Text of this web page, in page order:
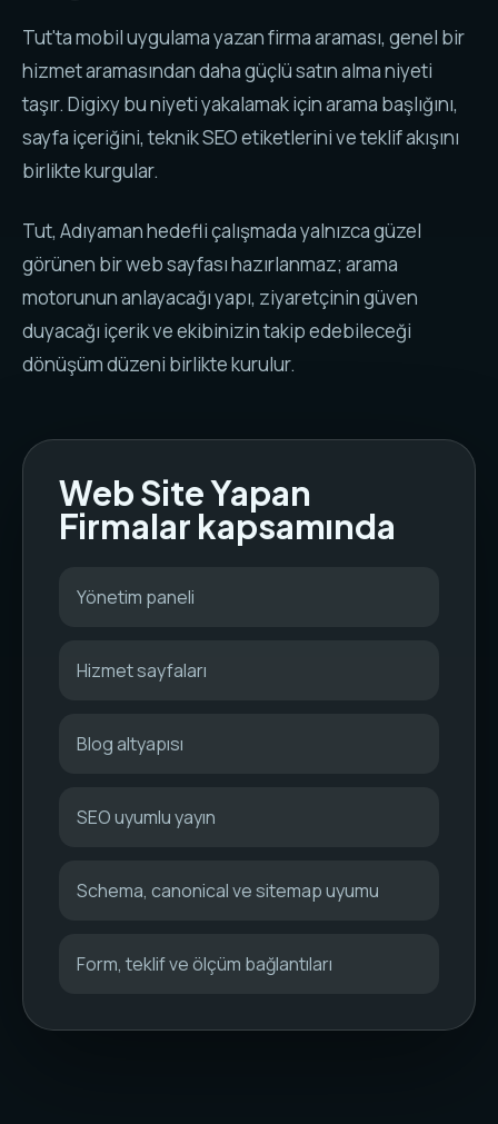
Tut'ta mobil uygulama yazan firma araması, genel bir
hizmet aramasından daha güçlü satın alma niyeti
taşır. Digixy bu niyeti yakalamak için arama başlığını,
sayfa içeriğini, teknik SEO etiketlerini ve teklif akışını
birlikte kurgular.
Tut, Adıyaman hedefli çalışmada yalnızca güzel
görünen bir web sayfası hazırlanmaz; arama
motorunun anlayacağı yapı, ziyaretçinin güven
duyacağı içerik ve ekibinizin takip edebileceği
dönüşüm düzeni birlikte kurulur.
Web Site Yapan
Firmalar kapsamında
Yönetim paneli
Hizmet sayfaları
Blog altyapısı
SEO uyumlu yayın
Schema, canonical ve sitemap uyumu
Form, teklif ve ölçüm bağlantıları